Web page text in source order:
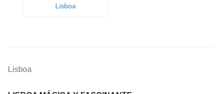
Lisboa
Lisboa